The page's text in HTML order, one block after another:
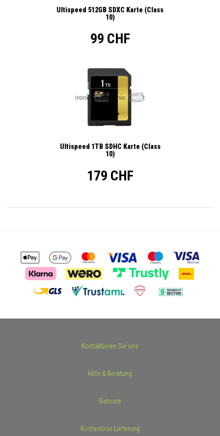
Ultispeed 512GB SDXC Karte (Class
10)
99 CHF
Ultispeed 1TB SDHC Karte (Class
10)
179 CHF
Kontaktieren Sie uns
Hilfe & Beratung
Retoure
Kostenlose Lieferung